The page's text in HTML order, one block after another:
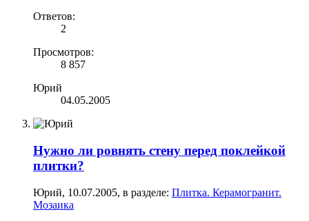
Ответов:
2
Просмотров:
8 857
Юрий
04.05.2005
Нужно ли ровнять стену перед поклейкой
плитки?
Юрий, 10.07.2005, в разделе: Плитка. Керамогранит.
Мозаика